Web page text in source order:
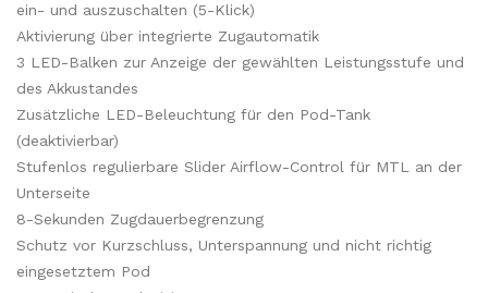
ein- und auszuschalten (5-Klick)
Aktivierung über integrierte Zugautomatik
3 LED-Balken zur Anzeige der gewählten Leistungsstufe und
des Akkustandes
Zusätzliche LED-Beleuchtung für den Pod-Tank
(deaktivierbar)
Stufenlos regulierbare Slider Airflow-Control für MTL an der
Unterseite
8-Sekunden Zugdauerbegrenzung
Schutz vor Kurzschluss, Unterspannung und nicht richtig
eingesetztem Pod